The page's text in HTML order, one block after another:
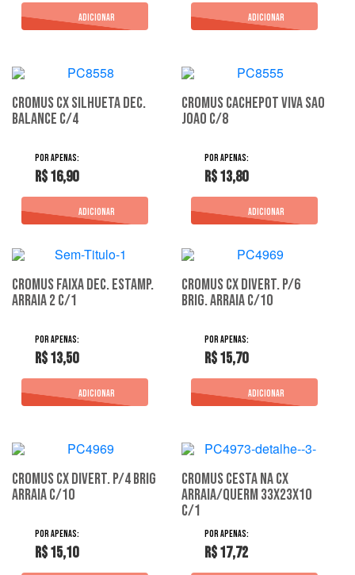
Cromus Cx Silhueta Dec.
Balance C/4
R$ 16,90
Cromus Cachepot Viva Sao
Joao C/8
R$ 13,80
Cromus Faixa Dec. Estamp.
Arraia 2 C/1
R$ 13,50
Cromus Cx Divert. P/6
Brig. Arraia C/10
R$ 15,70
Cromus Cx Divert. P/4 Brig
Arraia C/10
R$ 15,10
Cromus Cesta Na Cx
Arraia/Querm 33X23X10
C/1
R$ 17,72